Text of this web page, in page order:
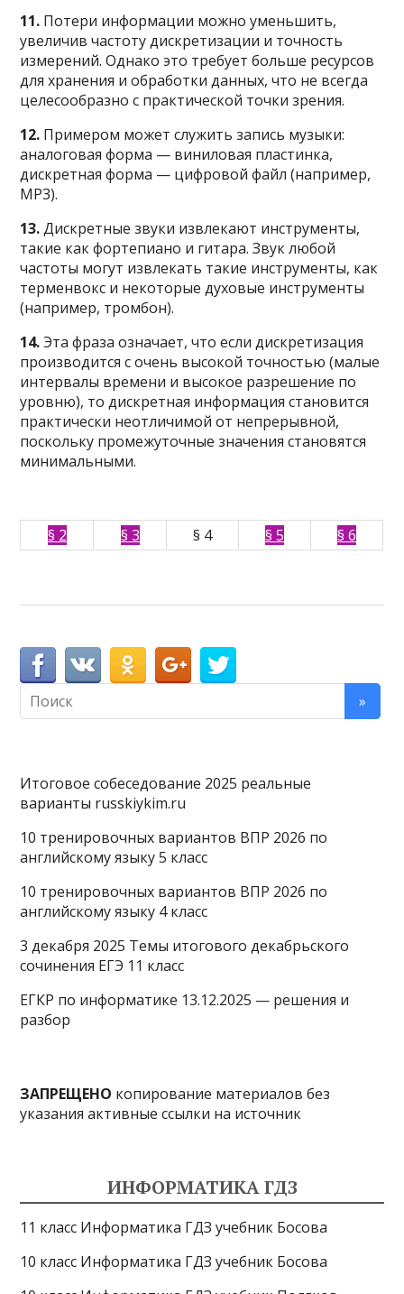
11. Потери информации можно уменьшить,
увеличив частоту дискретизации и точность
измерений. Однако это требует больше ресурсов
для хранения и обработки данных, что не всегда
целесообразно с практической точки зрения.
12. Примером может служить запись музыки:
аналоговая форма — виниловая пластинка,
дискретная форма — цифровой файл (например,
MP3).
13.Дискретные звуки извлекают инструменты,
такие как фортепиано и гитара. Звук любой
частоты могут извлекать такие инструменты, как
терменвокс и некоторые духовые инструменты
(например, тромбон).
14.Эта фраза означает, что если дискретизация
производится с очень высокой точностью (малые
интервалы времени и высокое разрешение по
уровню), то дискретная информация становится
практически неотличимой от непрерывной,
поскольку промежуточные значения становятся
минимальными.
§ 2 § 3 § 4 § 5 § 6
Итоговое собеседование 2025 реальные
варианты russkiykim.ru
10 тренировочных вариантов ВПР 2026 по
английскому языку 5 класс
10 тренировочных вариантов ВПР 2026 по
английскому языку 4 класс
3 декабря 2025 Темы итогового декабрьского
сочинения ЕГЭ 11 класс
ЕГКР по информатике 13.12.2025 — решения и
разбор
ЗАПРЕЩЕНО копирование материалов без
указания активные ссылки на источник
ИНФОРМАТИКА ГДЗ
11 класс Информатика ГДЗ учебник Босова
10 класс Информатика ГДЗ учебник Босова